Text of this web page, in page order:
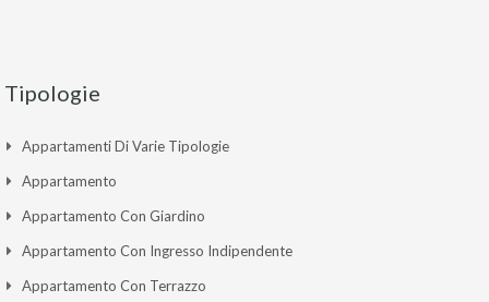
Tipologie
Appartamenti Di Varie Tipologie
Appartamento
Appartamento Con Giardino
Appartamento Con Ingresso Indipendente
Appartamento Con Terrazzo